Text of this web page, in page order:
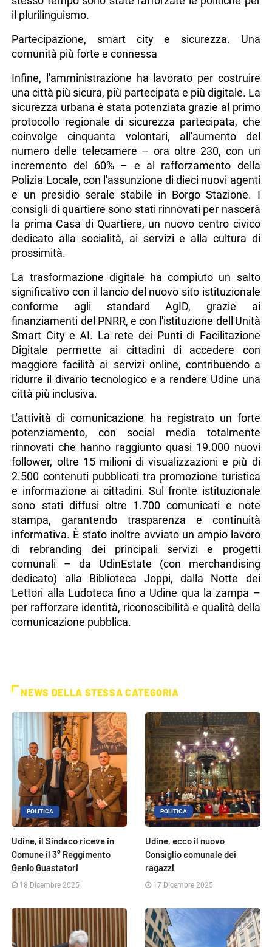
il plurilinguismo.
Partecipazione, smart city e sicurezza. Una
comunità più forte e connessa
Infine, l'amministrazione ha lavorato per costruire
una città più sicura, più partecipata e più digitale. La
sicurezza urbana è stata potenziata grazie al primo
protocollo regionale di sicurezza partecipata, che
coinvolge cinquanta volontari, all'aumento del
numero delle telecamere – ora oltre 230, con un
incremento del 60% – e al rafforzamento della
Polizia Locale, con l'assunzione di dieci nuovi agenti
e un presidio serale stabile in Borgo Stazione. I
consigli di quartiere sono stati rinnovati per nascerà
la prima Casa di Quartiere, un nuovo centro civico
dedicato alla socialità, ai servizi e alla cultura di
prossimità.
La trasformazione digitale ha compiuto un salto
significativo con il lancio del nuovo sito istituzionale
conforme agli standard AgID, grazie ai
finanziamenti del PNRR, e con l'istituzione dell'Unità
Smart City e AI. La rete dei Punti di Facilitazione
Digitale permette ai cittadini di accedere con
maggiore facilità ai servizi online, contribuendo a
ridurre il divario tecnologico e a rendere Udine una
città più inclusiva.
L'attività di comunicazione ha registrato un forte
potenziamento, con social media totalmente
rinnovati che hanno raggiunto quasi 19.000 nuovi
follower, oltre 15 milioni di visualizzazioni e più di
2.500 contenuti pubblicati tra promozione turistica
e informazione ai cittadini. Sul fronte istituzionale
sono stati diffusi oltre 1.700 comunicati e note
stampa, garantendo trasparenza e continuità
informativa. È stato inoltre avviato un ampio lavoro
di rebranding dei principali servizi e progetti
comunali – da UdinEstate (con merchandising
dedicato) alla Biblioteca Joppi, dalla Notte dei
Lettori alla Ludoteca fino a Udine qua la zampa –
per rafforzare identità, riconoscibilità e qualità della
comunicazione pubblica.
NEWS DELLA STESSA CATEGORIA
POLITICA
Udine, il Sindaco riceve in
Comune il 3° Reggimento
Genio Guastatori
18 Dicembre 2025
POLITICA
Udine, ecco il nuovo
Consiglio comunale dei
ragazzi
17 Dicembre 2025